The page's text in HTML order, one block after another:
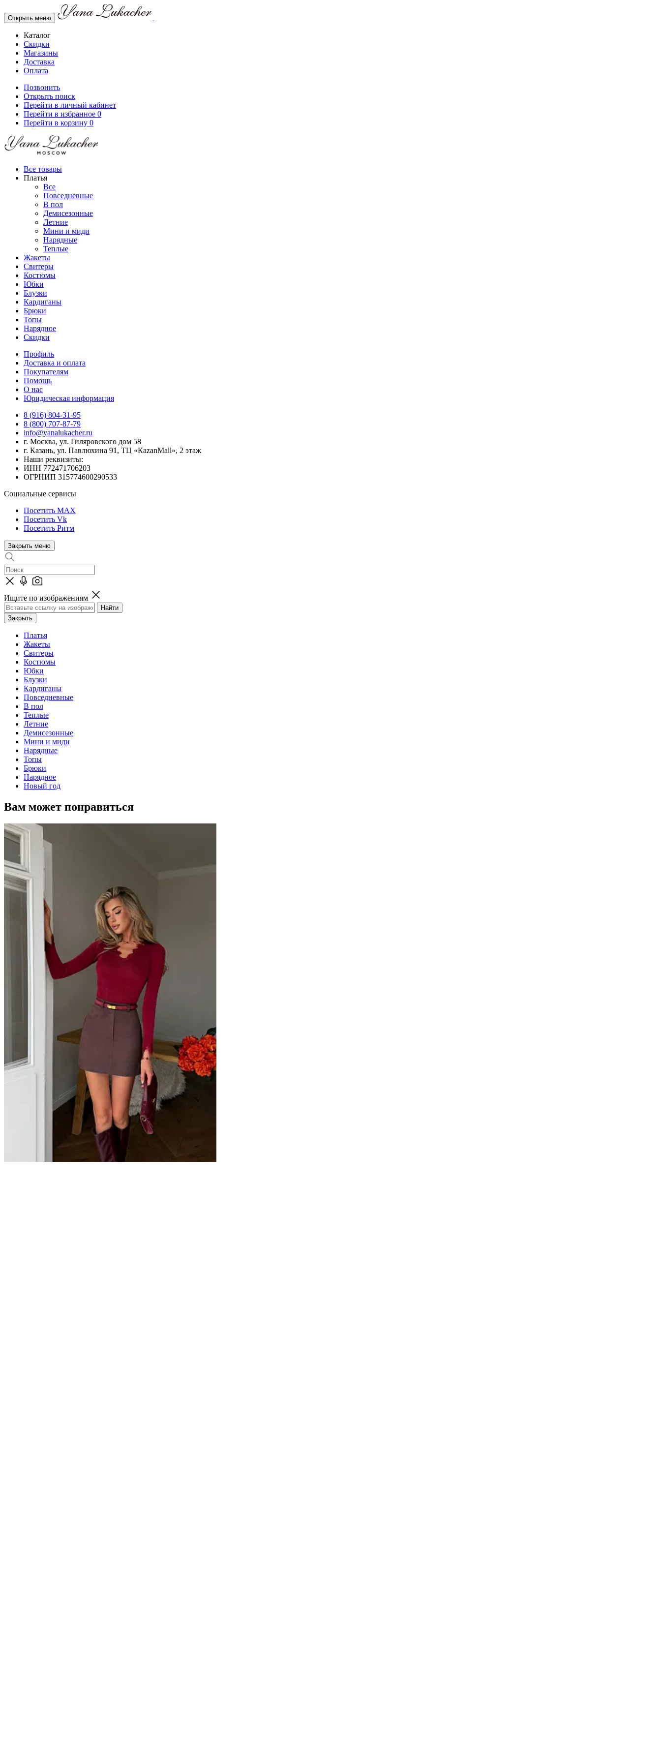
Открыть меню
Каталог
Скидки
Магазины
Доставка
Оплата
Позвонить
Открыть поиск
Перейти в личный кабинет
Перейти в избранное 0
Перейти в корзину 0
Все товары
Платья
Все
Повседневные
В пол
Демисезонные
Летние
Мини и миди
Нарядные
Теплые
Жакеты
Свитеры
Костюмы
Юбки
Блузки
Кардиганы
Брюки
Топы
Нарядное
Скидки
Профиль
Доставка и оплата
Покупателям
Помощь
О нас
Юридическая информация
8 (916) 804-31-95
8 (800) 707-87-79
info@yanalukacher.ru
г. Москва, ул. Гиляровского дом 58
г. Казань, ул. Павлюхина 91, ТЦ «КazanMall», 2 этаж
Наши реквизиты:
ИНН 772471706203
ОГРНИП 315774600290533
Социальные сервисы
Посетить MAX
Посетить Vk
Посетить Ритм
Закрыть меню
Ищите по изображениям
Закрыть
Платья
Жакеты
Свитеры
Костюмы
Юбки
Блузки
Кардиганы
Повседневные
В пол
Теплые
Летние
Демисезонные
Мини и миди
Нарядные
Топы
Брюки
Нарядное
Новый год
Вам может понравиться